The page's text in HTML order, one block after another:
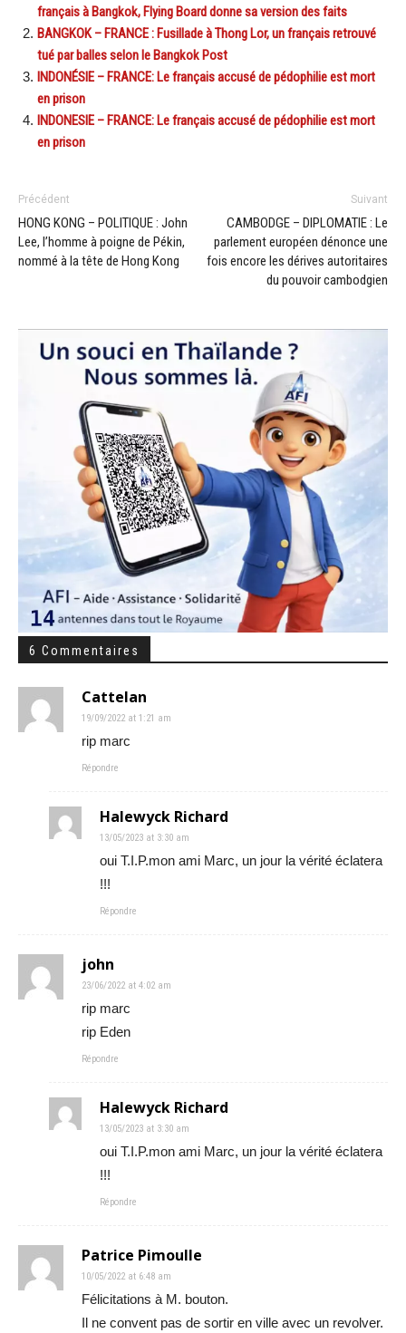
français à Bangkok, Flying Board donne sa version des faits
BANGKOK – FRANCE : Fusillade à Thong Lor, un français retrouvé
tué par balles selon le Bangkok Post
INDONÉSIE – FRANCE: Le français accusé de pédophilie est mort
en prison
INDONESIE – FRANCE: Le français accusé de pédophilie est mort
en prison
Précédent
HONG KONG – POLITIQUE : John
Lee, l’homme à poigne de Pékin,
nommé à la tête de Hong Kong
Suivant
CAMBODGE – DIPLOMATIE : Le
parlement européen dénonce une
fois encore les dérives autoritaires
du pouvoir cambodgien
6 Commentaires
Cattelan
19/09/2022 at 1:21 am
rip marc
Répondre
Halewyck Richard
13/05/2023 at 3:30 am
oui T.I.P.mon ami Marc, un jour la vérité éclatera
!!!
Répondre
john
23/06/2022 at 4:02 am
rip marc
rip Eden
Répondre
Halewyck Richard
13/05/2023 at 3:30 am
oui T.I.P.mon ami Marc, un jour la vérité éclatera
!!!
Répondre
Patrice Pimoulle
10/05/2022 at 6:48 am
Félicitations à M. bouton.
Il ne convent pas de sortir en ville avec un revolver.